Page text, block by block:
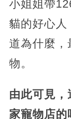
小姐姐帶
貓的好心人
道為什麼，
物。
由此可見
家寵物店的